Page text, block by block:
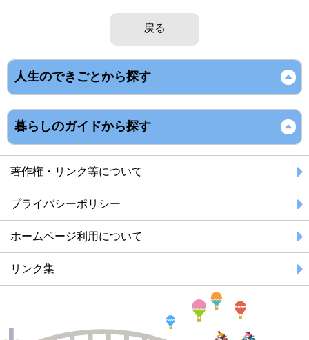
戻る
人生のできごとから探す
暮らしのガイドから探す
著作権・リンク等について
プライバシーポリシー
ホームページ利用について
リンク集